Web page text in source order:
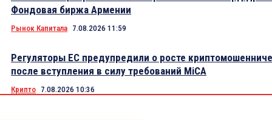
Фондовая биржа Армении
Рынок Капитала 7.08.2026 11:59
Регуляторы ЕС предупредили о росте
после вступления в силу требований MiCA
Крипто 7.08.2026 10:36